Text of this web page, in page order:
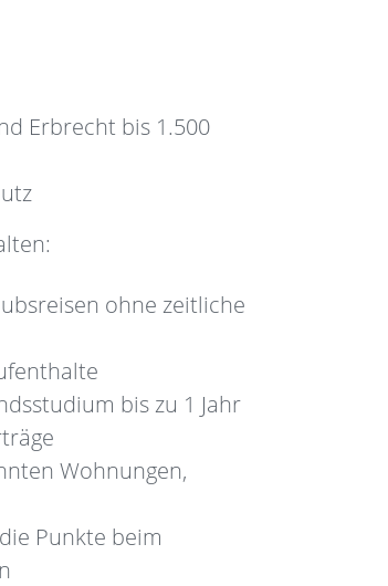
Erbrecht bis 1.500
ohne zeitliche
bis zu 1 Jahr
Wohnungen,
Punkte beim